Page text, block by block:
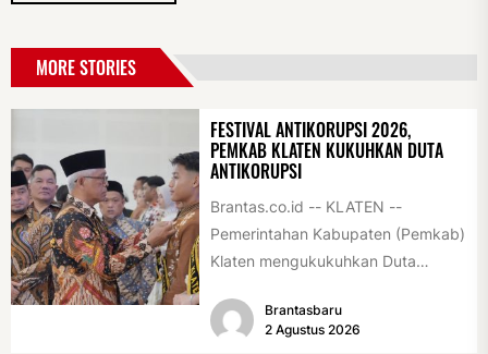
MORE STORIES
FESTIVAL ANTIKORUPSI 2026,
PEMKAB KLATEN KUKUHKAN DUTA
ANTIKORUPSI
Brantas.co.id -- KLATEN --
Pemerintahan Kabupaten (Pemkab)
Klaten mengukukuhkan Duta
pelajar dan pemuda. Pengukuhan
tersebut digelar...
Brantasbaru
2 Agustus 2026